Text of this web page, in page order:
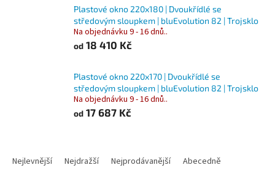
Plastové okno 220x180 | Dvoukřídlé se
středovým sloupkem | bluEvolution 82 | Trojsklo
Na objednávku 9 - 16 dnů..
od 18 410 Kč
Plastové okno 220x170 | Dvoukřídlé se
středovým sloupkem | bluEvolution 82 | Trojsklo
Na objednávku 9 - 16 dnů..
od 17 687 Kč
Nejlevnější Nejdražší Nejprodávanější Abecedně